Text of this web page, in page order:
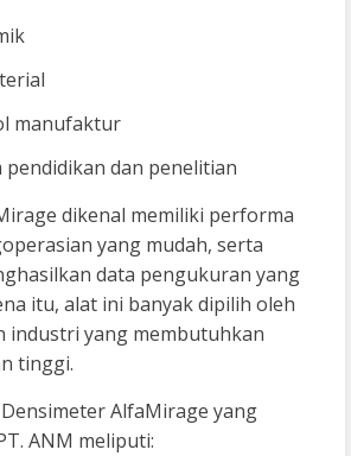
manufaktur
dan penelitian
dikenal memiliki performa
yang mudah, serta
data pengukuran yang
itu, alat ini banyak dipilih oleh
industri yang membutuhkan
tinggi.
AlfaMirage yang
ANM meliputi: